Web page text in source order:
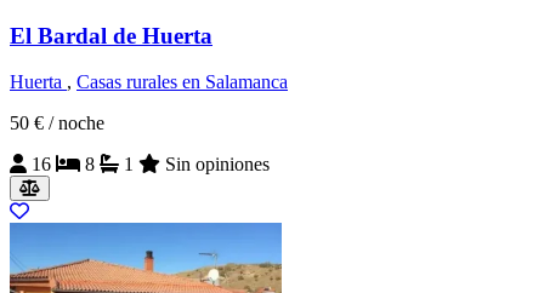
El Bardal de Huerta
Huerta , Casas rurales en Salamanca
50 € / noche
16
8 1 Sin opiniones